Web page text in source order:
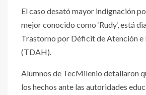
El caso desató mayor indignación
mejor conocido como ‘Rudy‘, está
Trastorno por Déficit de Atención
(TDAH).
Alumnos de TecMilenio detallaron
los hechos ante las autoridades